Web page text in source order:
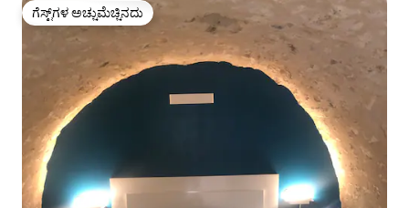
ಗೆಸ್ಟ್‌ಗಳ ಅಚ್ಚುಮೆಚ್ಚಿನದು
ಗೆಸ್ಟ್‌ಗಳ ಅಚ್ಚುಮೆಚ್ಚಿನದು